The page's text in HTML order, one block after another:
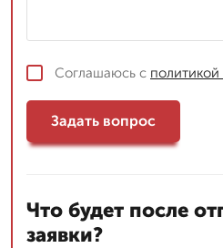
Соглашаюсь с
Задать вопрос
Что будет после
заявки?